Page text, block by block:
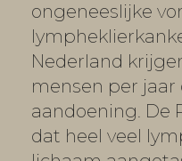
ongeneeslijke
Nederland
mensen per jaar
aandoening. De
dat heel veel